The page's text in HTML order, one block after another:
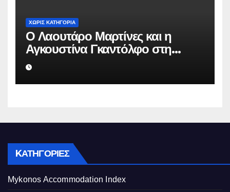
ΧΩΡΊΣ ΚΑΤΗΓΟΡΊΑ
Ο Λαουτάρο Μαρτίνες και η
Αγκουστίνα Γκαντόλφο στη
Μύκονο: Πολυτελείς διακοπές και
αποκλειστικός γάμος στο νησί
των ανέμων
KΑΤΗΓΟΡΊΕΣ
Mykonos Accommodation Index